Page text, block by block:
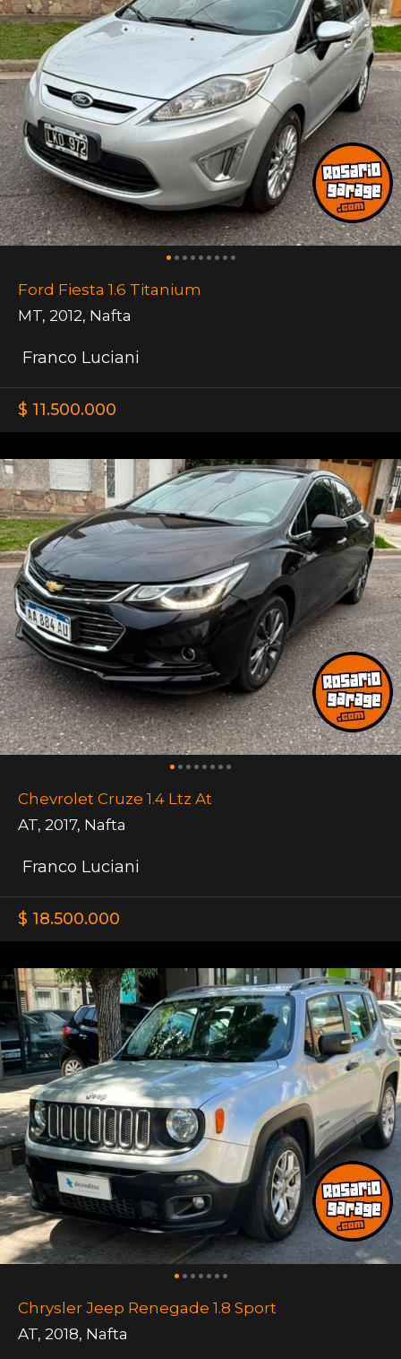
Ford Fiesta 1.6 Titanium
MT, 2012, Nafta
Franco Luciani
$ 11.500.000
Chevrolet Cruze 1.4 Ltz At
AT, 2017, Nafta
Franco Luciani
$ 18.500.000
Chrysler Jeep Renegade 1.8 Sport
AT, 2018, Nafta